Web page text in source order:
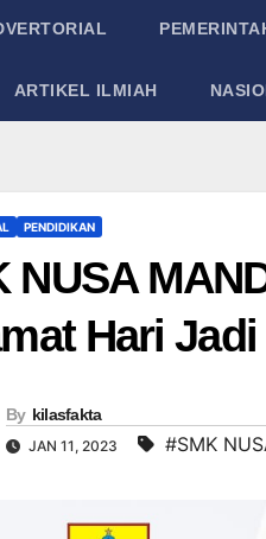
ARTIKEL ILMIAH
PENDIDIKAN
NUSA
Hari
By kilasfakta
JAN 11, 2023 #SMK